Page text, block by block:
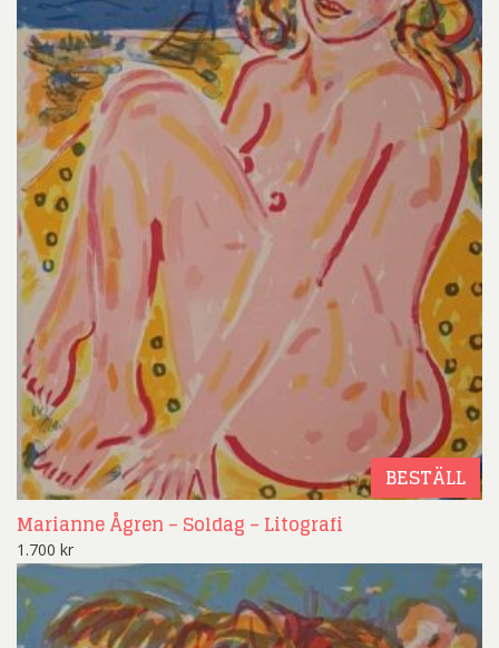
BESTÄLL
Marianne Ågren – Soldag – Litografi
1.700 kr